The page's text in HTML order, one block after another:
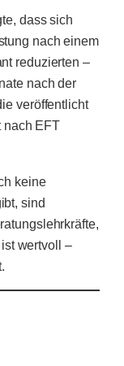
dass sich
nach einem
reduzierten –
nach der
veröffentlicht
nach EFT
keine
sind
wertvoll –